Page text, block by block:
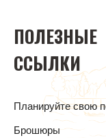
ПОЛЕЗНЫЕ
ССЫЛКИ
Планируйте свою
Брошюры